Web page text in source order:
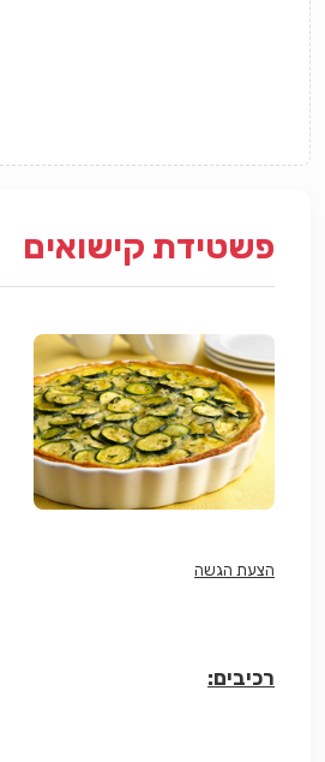
פשטידת קישואים
הצעת הגשה
רכיבים: